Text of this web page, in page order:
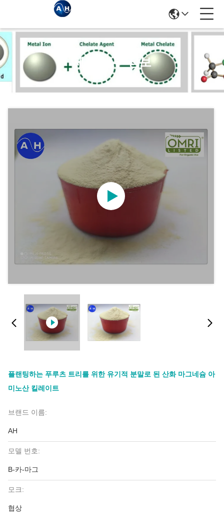
제품 세부 정보
플랜팅하는 푸루츠 트리를 위한 유기적 분말로 된 산화 마그네슘 아
미노산 킬레이트
브랜드 이름:
AH
모델 번호:
B-카-마그
모크:
협상